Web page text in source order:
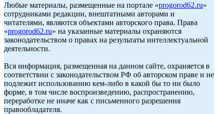
Любые материалы, размещенные на портале «progorod62.ru»
сотрудниками редакции, внештатными авторами и
читателями, являются объектами авторского права. Права
«progorod62.ru» на указанные материалы охраняются
законодательством о правах на результаты интеллектуальной
деятельности.
Вся информация, размещенная на данном сайте, охраняется в
соответствии с законодательством РФ об авторском праве и не
подлежит использованию кем-либо в какой бы то ни было
форме, в том числе воспроизведению, распространению,
переработке не иначе как с письменного разрешения
правообладателя.